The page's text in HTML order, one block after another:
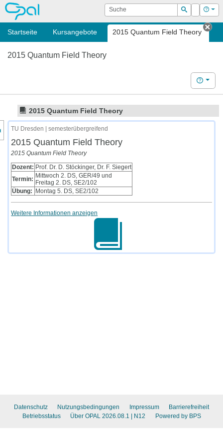
OPAL Suche
Suchen
Login Hilfe
Startseite Kursangebote 2015 Quantum Field Theory
2015 Quantum Field Theory
Hilfe
2015 Quantum Field Theory
des Kursmenüs
TU Dresden | semesterübergreifend
2015 Quantum Field Theory
2015 Quantum Field Theory
Dozent: Prof. Dr. D. Stöckinger, Dr. F. Siegert
Termin: Mittwoch 2. DS, GER/49 und
Freitag 2. DS, SE2/102
Übung:
Montag 5. DS, SE2/102
Weitere Informationen anzeigen
Datenschutz Nutzungsbedingungen Impressum
Barrierefreiheit
Betriebsstatus
Über OPAL 2026.08.1 | N12 Powered by BPS